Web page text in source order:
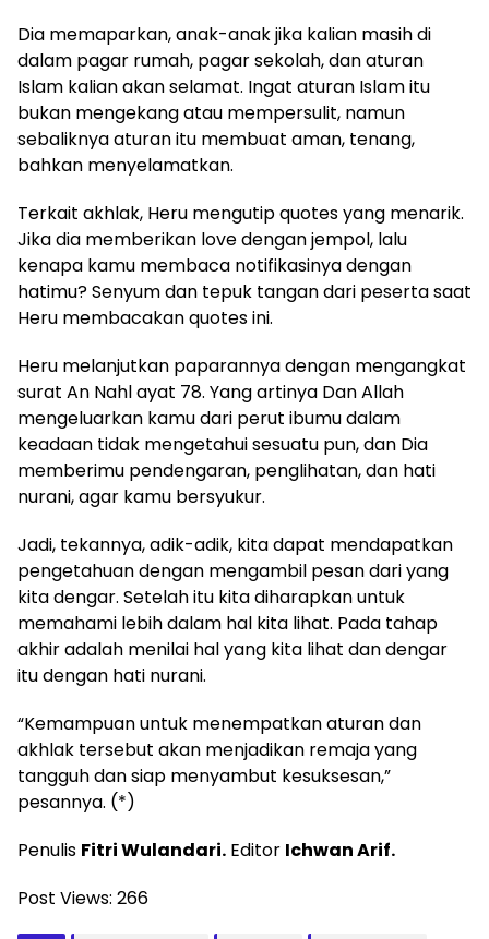
Dia memaparkan, anak-anak jika kalian masih di
dalam pagar rumah, pagar sekolah, dan aturan
Islam kalian akan selamat. Ingat aturan Islam itu
bukan mengekang atau mempersulit, namun
sebaliknya aturan itu membuat aman, tenang,
bahkan menyelamatkan.
Terkait akhlak, Heru mengutip quotes yang menarik.
Jika dia memberikan love dengan jempol, lalu
kenapa kamu membaca notifikasinya dengan
hatimu? Senyum dan tepuk tangan dari peserta saat
Heru membacakan quotes ini.
Heru melanjutkan paparannya dengan mengangkat
surat An Nahl ayat 78. Yang artinya Dan Allah
mengeluarkan kamu dari perut ibumu dalam
keadaan tidak mengetahui sesuatu pun, dan Dia
memberimu pendengaran, penglihatan, dan hati
nurani, agar kamu bersyukur.
Jadi, tekannya, adik-adik, kita dapat mendapatkan
pengetahuan dengan mengambil pesan dari yang
kita dengar. Setelah itu kita diharapkan untuk
memahami lebih dalam hal kita lihat. Pada tahap
akhir adalah menilai hal yang kita lihat dan dengar
itu dengan hati nurani.
“Kemampuan untuk menempatkan aturan dan
akhlak tersebut akan menjadikan remaja yang
tangguh dan siap menyambut kesuksesan,”
pesannya. (*)
Penulis Fitri Wulandari. Editor Ichwan Arif.
Post Views: 266